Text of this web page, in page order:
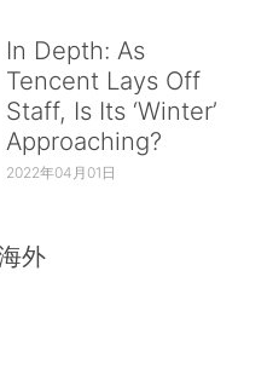
In Depth: As
Tencent Lays Off
Staff, Is Its ‘Winter’
Approaching?
2022年04月01日
外